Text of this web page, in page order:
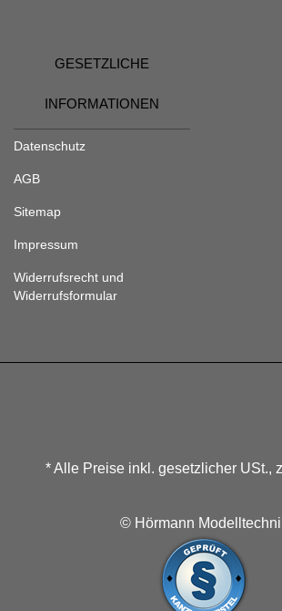
GESETZLICHE
INFORMATIONEN
Datenschutz
AGB
Sitemap
Impressum
Widerrufsrecht und
Widerrufsformular
* Alle Preise inkl. gesetzlicher USt.,
© Hörmann